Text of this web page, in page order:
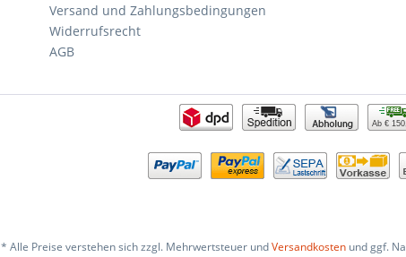
Versand und Zahlungsbedingungen
Widerrufsrecht
AGB
Ab €
* Alle Preise verstehen sich zzgl. Mehrwertsteuer undVersandkosten und ggf.